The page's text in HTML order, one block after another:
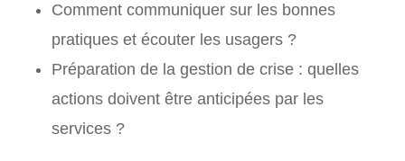
Comment communiquer sur les bonnes
pratiques et écouter les usagers ?
Préparation de la gestion de crise : quelles
actions doivent être anticipées par les
services ?